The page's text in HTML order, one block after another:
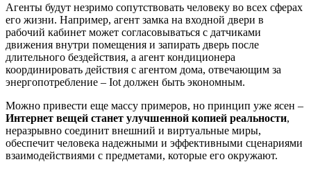
Агенты будут незримо сопутствовать человеку во всех сферах
его жизни. Например, агент замка на входной двери в
рабочий кабинет может согласовываться с датчиками
движения внутри помещения и запирать дверь после
длительного бездействия, а агент кондиционера
координировать действия с агентом дома, отвечающим за
энергопотребление – Iot должен быть экономным.
Можно привести еще массу примеров, но принцип уже ясен –
Интернет вещей станет улучшенной копией реальности,
неразрывно соединит внешний и виртуальные миры,
обеспечит человека надежными и эффективными сценариями
взаимодействиями с предметами, которые его окружают.